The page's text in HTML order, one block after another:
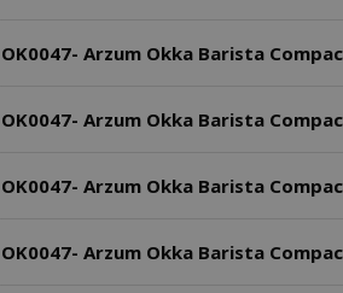
OK0047- Arzum Okka Barista
OK0047- Arzum Okka Barista
OK0047- Arzum Okka Barista
OK0047- Arzum Okka Barista